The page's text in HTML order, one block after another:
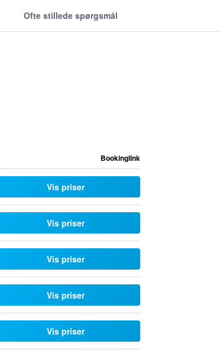
Ofte stillede spørgsmål
Bookinglink
Vis priser
Vis priser
Vis priser
Vis priser
Vis priser